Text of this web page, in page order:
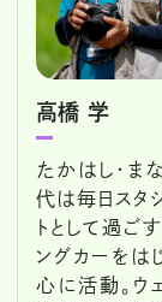
高橋 学
たかはし・
代は毎日スタ
トとして過ご
ングカーをは
心に活動。ウ